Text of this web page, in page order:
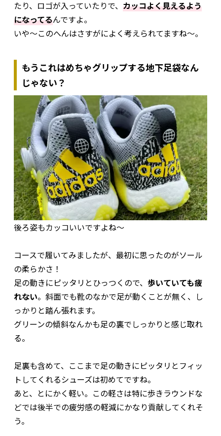
たり、ロゴが入っていたりで、 カッコよく見えるよう
になってるんですよ。
いや～このへんはさすがによく考えられてますね～。
もうこれはめちゃグリップする地下足袋なん
じゃない？
後ろ姿もカッコいいですよね～
コースで履いてみましたが、最初に思ったのがソール
の柔らかさ！
足の動きにピッタリとひっつくので、 歩いていても疲
れない。斜面でも靴のなかで足が動くことが無く、し
っかりと踏ん張れます。
グリーンの傾斜なんかも足の裏でしっかりと感じ取れ
る。
足裏も含めて、ここまで足の動きにピッタリとフィッ
トしてくれるシューズは初めてですね。
あと、とにかく軽い。この軽さは特に歩きラウンドな
どでは後半での疲労感の軽減にかなり貢献してくれそ
う。